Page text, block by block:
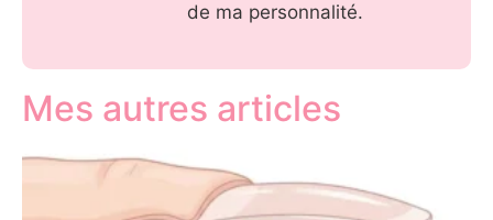
de ma personnalité.
Mes autres articles